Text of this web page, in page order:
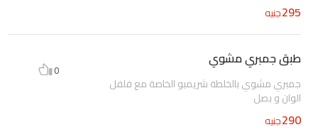
295جنيه
طبق جمبري مشوي
جمبري مشوي بالخلطة شريمبو الخاصة مع فلفل
الوان و بصل
290جنيه
0